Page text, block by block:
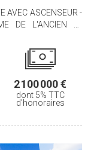
AVEC ASCENSEUR -
DE L'ANCIEN **
le plaisir de vous
d'un immeuble de
pointe de Hongrie,
(3m de hauteur
chambre),
2 100 000 €
dont 5% TTC
d'honoraires